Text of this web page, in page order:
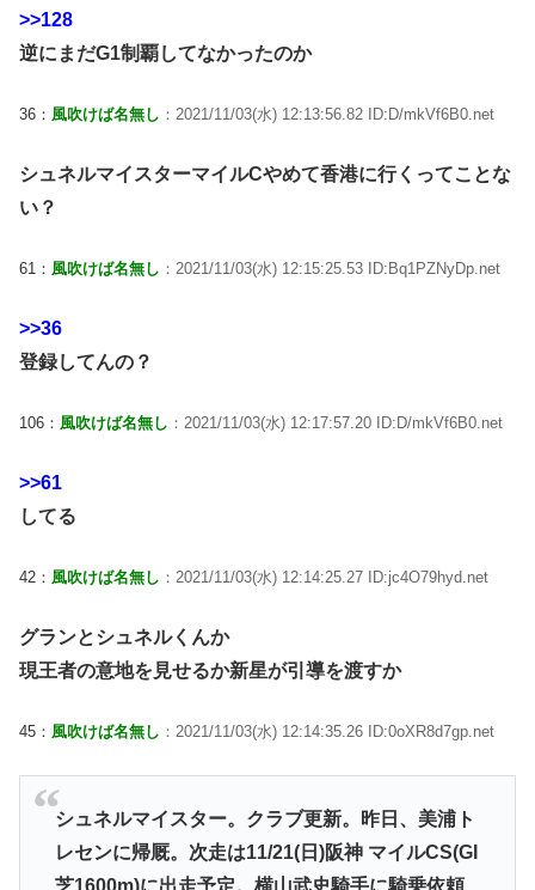
>>128
逆にまだG1制覇してなかったのか
36： 風吹けば名無し ：2021/11/03(水) 12:13:56.82 ID:D/mkVf6B0.net
シュネルマイスターマイルCやめて香港に行くってことな
い？
61： 風吹けば名無し ：2021/11/03(水) 12:15:25.53 ID:Bq1PZNyDp.net
>>36
登録してんの？
106： 風吹けば名無し ：2021/11/03(水) 12:17:57.20 ID:D/mkVf6B0.net
>>61
してる
42： 風吹けば名無し ：2021/11/03(水) 12:14:25.27 ID:jc4O79hyd.net
グランとシュネルくんか
現王者の意地を見せるか新星が引導を渡すか
45： 風吹けば名無し ：2021/11/03(水) 12:14:35.26 ID:0oXR8d7gp.net
シュネルマイスター。クラブ更新。昨日、美浦ト
レセンに帰厩。次走は11/21(日)阪神 マイルCS(GI